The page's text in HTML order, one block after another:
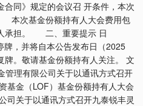
同》规定的会议召 开条件，本次
本次基金份额持有人大会费用包
承担。 二、重要提示 日
，并将自本公告发布日（2025
。敬请基金份额持有人关注。 文
理有限公司关于以通讯方式召开
基金（LOF）基金份额持有人大会
关于以通讯方式召开九泰锐丰灵